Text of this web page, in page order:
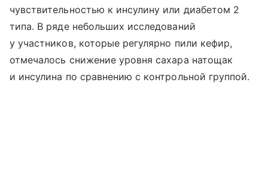
чувствительностью к инсулину или диабетом 2
типа. В ряде небольших исследований
у участников, которые регулярно пили кефир,
отмечалось снижение уровня сахара натощак
и инсулина по сравнению с контрольной группой.